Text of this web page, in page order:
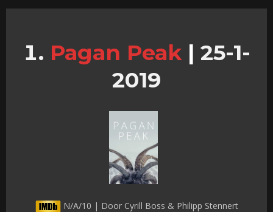
Pagan Peak | 25-1-
2019
N/A/10 | Door Cyrill Boss & Philipp Stennert